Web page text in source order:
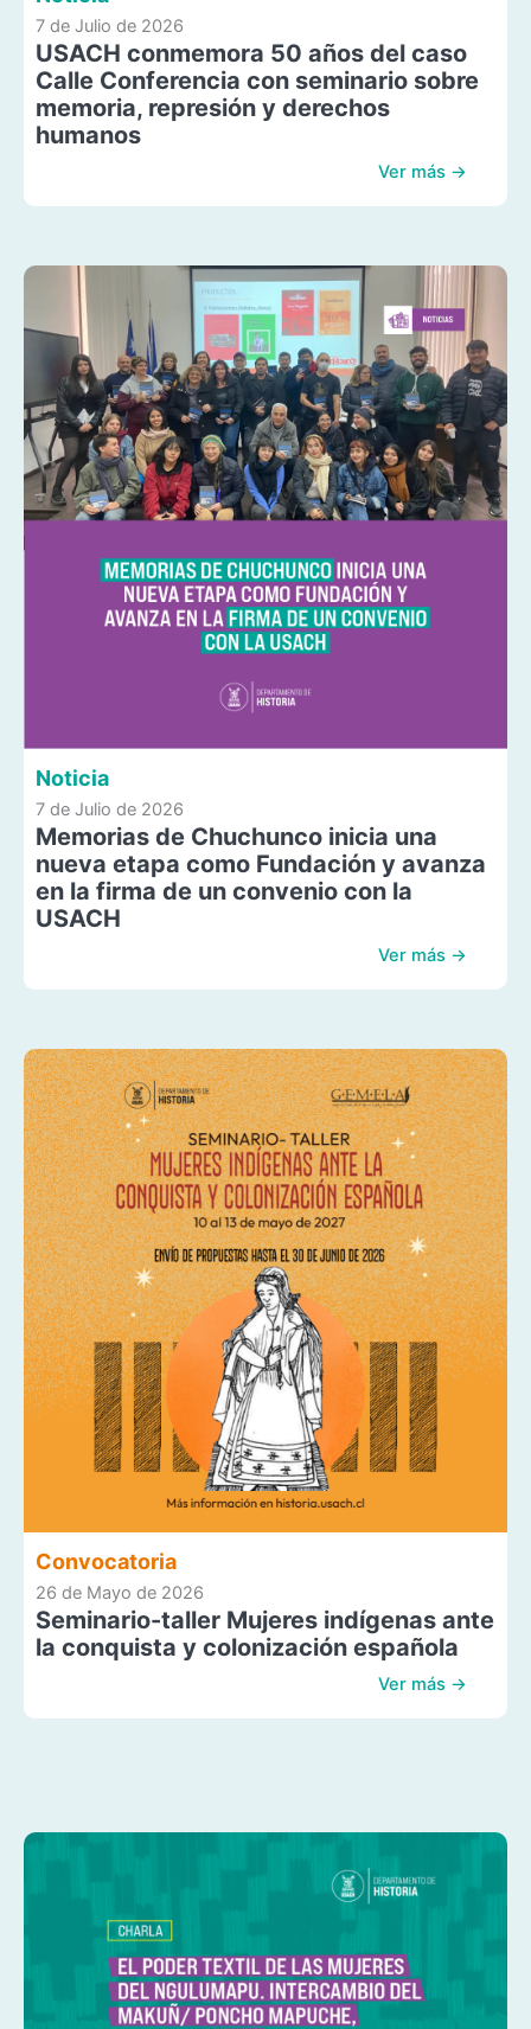
7 de Julio de 2026
USACH conmemora 50 años del caso
Calle Conferencia con seminario sobre
memoria, represión y derechos
humanos
Ver más →
Noticia
7 de Julio de 2026
Memorias de Chuchunco inicia una
nueva etapa como Fundación y avanza
en la firma de un convenio con la
USACH
Ver más →
Convocatoria
26 de Mayo de 2026
Seminario-taller Mujeres indígenas ante
la conquista y colonización española
Ver más →